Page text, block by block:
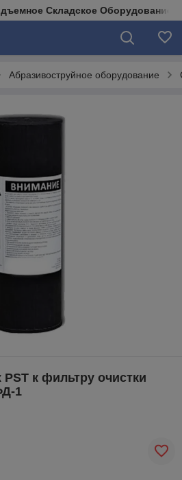
Складское Оборудование
Абразивоструйное оборудование
к фильтру очистки
1